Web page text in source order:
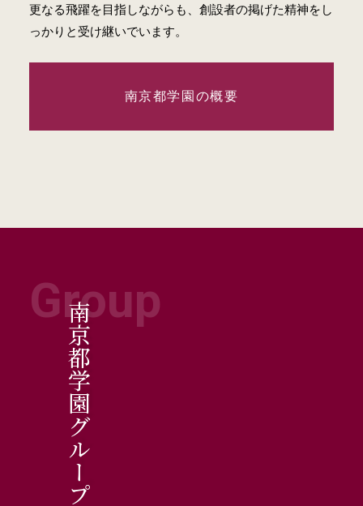
更なる飛躍を目指しながらも、創設者の掲げた精神をし
っかりと受け継いでいます。
南京都学園の概要
Group
南京都学園グループ